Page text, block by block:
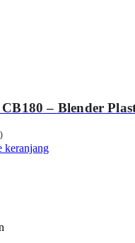
CB180 – Blender
keranjang